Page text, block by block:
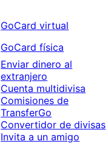
GoCard virtual
GoCard física
Enviar dinero al
extranjero
Cuenta multidivisa
Comisiones de
TransferGo
Convertidor de divisas
Invita a un amigo